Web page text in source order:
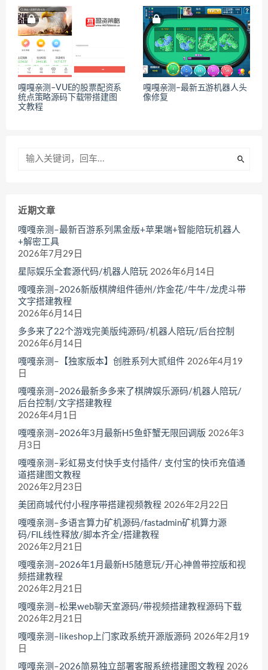
嘎嘎亲测–VUE的股票配资系
统点策略源码下载带搭建图
文教程
嘎嘎亲测–最新五游机器人头
像修复
近期文章
嘎嘎亲测–最新百游系列黑金版+苹果端+智能陪玩机器人
+解密工具
2026年7月29日
星际娱乐全套源代码/机器人陪玩 2026年6月14日
嘎嘎亲测–2026新版棋牌组件德州/炸金花/牛牛/龙虎斗带
文字搭建教程
2026年6月14日
多多来了22个游戏完美版纯源码/机器人陪玩/后台控制
2026年6月14日
嘎嘎亲测–【独家版本】创胜系列大贰组件 2026年4月19
日
嘎嘎亲测–2026最新多多来了棋牌娱乐源码/机器人陪玩/
后台控制/文字搭建教程
2026年4月1日
嘎嘎亲测–2026年3月最新H5鱼虾蟹无限回调版 2026年3
月3日
嘎嘎亲测–彩虹易支付快手支付插件/ 支付宝的快币充值通
道搭建图文教程
2026年2月23日
美团商城代付小程序带搭建视频教程 2026年2月22日
嘎嘎亲测–多语言算力矿机源码/fastadmin矿机算力源
码/FIL线性释放/脚本齐全/搭建教程
2026年2月21日
嘎嘎亲测–2026年1月最新H5随意玩/开心神兽带控版和视
频搭建教程
2026年2月21日
嘎嘎亲测–松果web聊天室源码/带视频搭建教程源码下载
2026年2月21日
嘎嘎亲测–likeshop上门家政系统开源版源码 2026年2月19
日
嘎嘎亲测–2026简易独立部署客服系统搭建图文教程 2026